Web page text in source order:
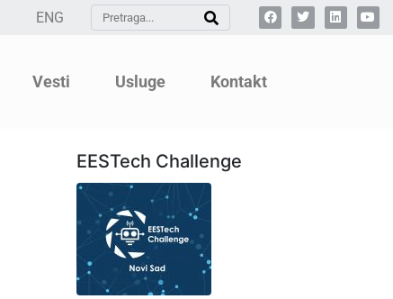
ENG
Vesti Usluge Kontakt
EESTech Challenge